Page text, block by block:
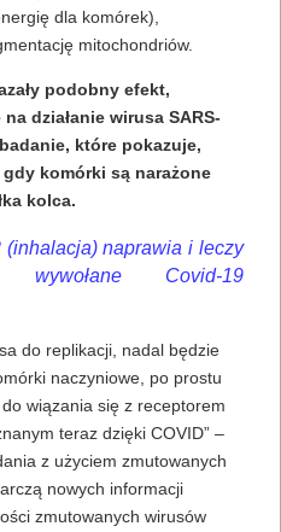
dla komórek),
mitochondriów.
podobny efekt,
działanie wirusa SARS-
które pokazuje,
komórki są narażone
kolca.
naprawia i leczy
wywołane Covid-19
do replikacji, nadal będzie
naczyniowe, po prostu
wiązania się z receptorem
teraz dzięki COVID” –
z użyciem zmutowanych
nowych informacji
zmutowanych wirusów